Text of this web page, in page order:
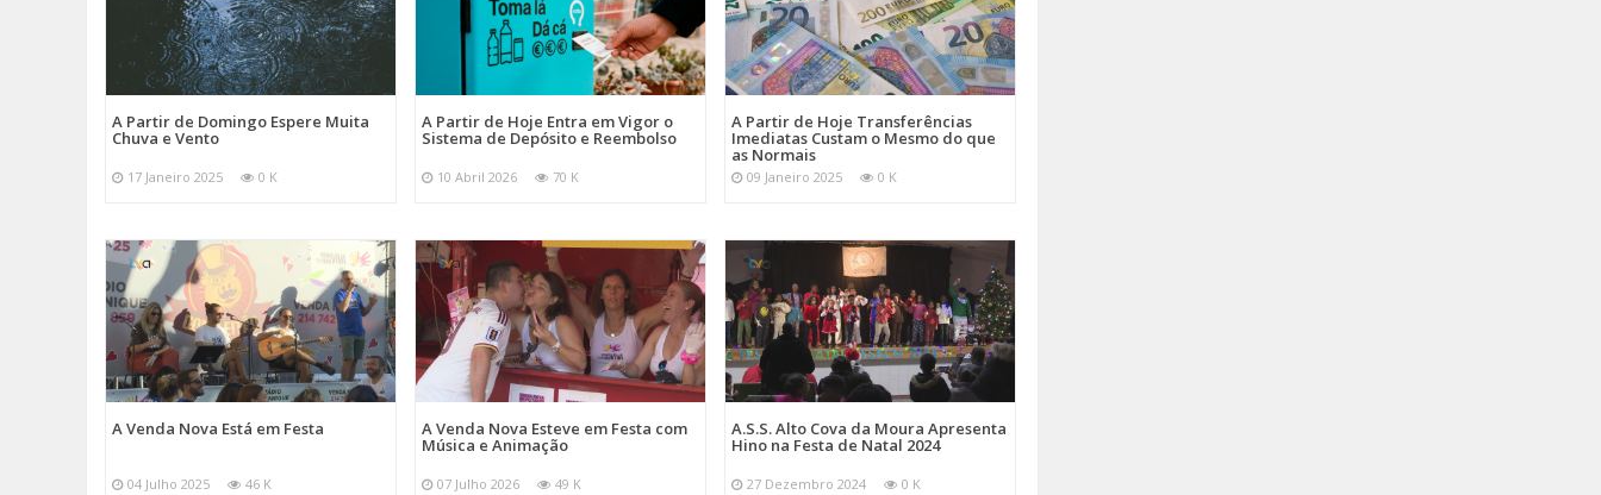
A Partir de Domingo Espere Muita
Chuva e Vento
17 Janeiro 2025 0 K
A Partir de Hoje Entra em Vigor o
Sistema de Depósito e Reembolso
10 Abril 2026 70 K
A Partir de Hoje Transferências
Imediatas Custam o Mesmo do que
as Normais
09 Janeiro 2025 0 K
A Venda Nova Está em Festa
04 Julho 2025 46 K
A Venda Nova Esteve em Festa com
Música e Animação
07 Julho 2026 49 K
A.S.S. Alto Cova da Moura Apresenta
Hino na Festa de Natal 2024
27 Dezembro 2024 0 K